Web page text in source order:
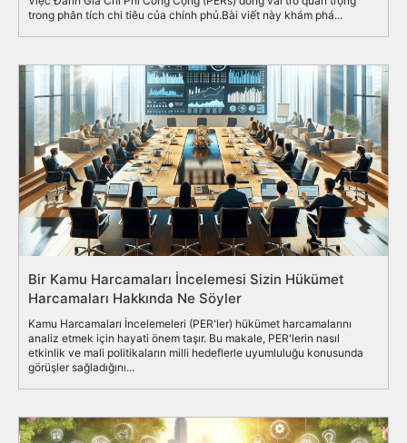
trong phân tích chi tiêu của chính phủ.Bài viết này khám phá...
Bir Kamu Harcamaları İncelemesi Sizin Hükümet
Harcamaları Hakkında Ne Söyler
Kamu Harcamaları İncelemeleri (PER'ler) hükümet harcamalarını
analiz etmek için hayati önem taşır. Bu makale, PER'lerin nasıl
etkinlik ve mali politikaların milli hedeflerle uyumluluğu konusunda
görüşler sağladığını...